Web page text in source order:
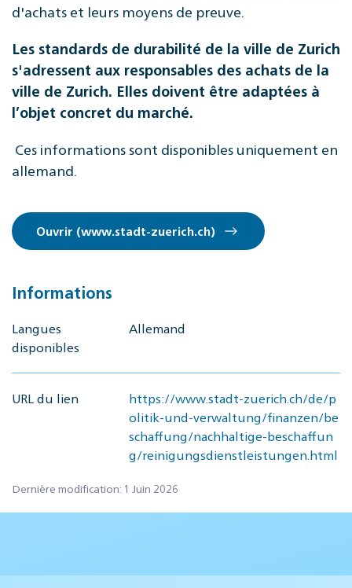
d'achats et leurs moyens de preuve.
Les standards de durabilité de la ville de Zurich
s'adressent aux responsables des achats de la
ville de Zurich. Elles doivent être adaptées à
l’objet concret du marché.
Ces informations sont disponibles uniquement en
allemand.
Ouvrir (www.stadt-zuerich.ch)
Informations
Langues
disponibles
Allemand
URL du lien
https://www.stadt-zuerich.ch/de/p
olitik-und-verwaltung/finanzen/be
schaffung/nachhaltige-beschaffun
g/reinigungsdienstleistungen.html
Dernière modification: 1 Juin 2026